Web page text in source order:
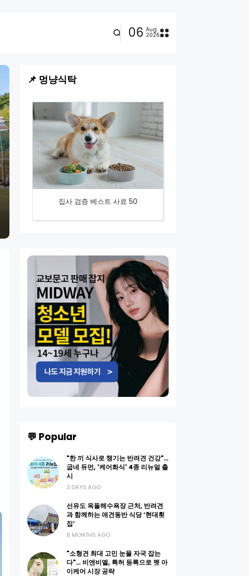
06 Aug
2026
📌 멍냥식탁
집사 검증 베스트 사료 50
💬 Popular
"한 끼 식사로 챙기는 반려견 건강"…
굽네 듀먼, '케어화식' 4종 리뉴얼 출
시
3 DAYS AGO
선유도 옥돌해수욕장 근처, 반려견
과 함께하는 애견동반 식당 ‘현대횟
집’
6 MONTHS AGO
"소형견 최대 고민 눈물 자국 잡는
다"… 비앤비엘, 특허 등록으로 펫 아
이케어 시장 공략